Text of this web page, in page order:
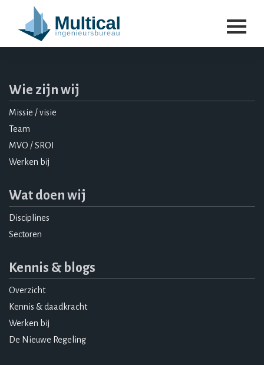
Wie zijn wij
Missie / visie
Team
MVO / SROI
Werken bij
Wat doen wij
Disciplines
Sectoren
Kennis & blogs
Overzicht
Kennis & daadkracht
Werken bij
De Nieuwe Regeling